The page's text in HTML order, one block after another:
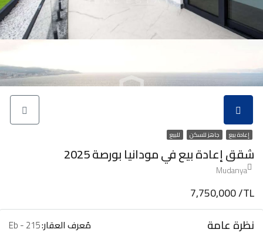
إعادة بيع جاهز للسكن للبيع
شقق إعادة بيع في مودانيا بورصة 2025
Mudanya
7,750,000 /TL
نظرة عامة
مُعرف العقار: